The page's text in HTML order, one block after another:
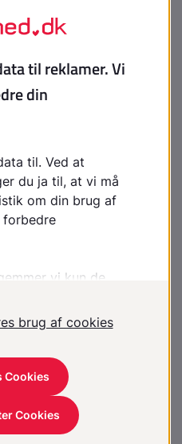
man
og eventuelt vægttab
hjælper nogle og kan i
behandling ser ikke ud til
ultralyd har også kun
sikre neurologiske fund
kan med fordel behandles
være med til at vurdere,
og tager ca. 10-